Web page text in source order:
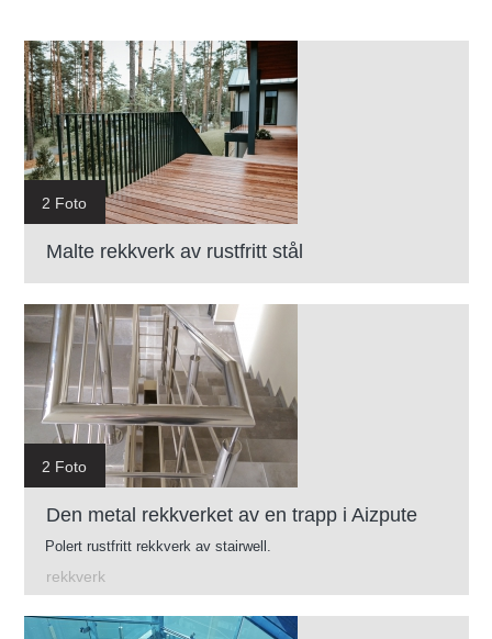
2 Foto
Malte rekkverk av rustfritt stål
2 Foto
Den metal rekkverket av en trapp i Aizpute
Polert rustfritt rekkverk av stairwell.
rekkverk